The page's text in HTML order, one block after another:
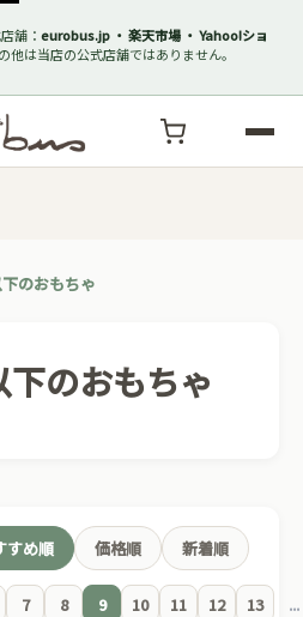
舗： eurobus.jp ・ 楽天市場 ・ Yahoo!ショ
他は当店の公式店舗ではありません。
のおもちゃ
のおもちゃ
すめ順 価格順 新着順
7 8 9 10 11 12 13 ...